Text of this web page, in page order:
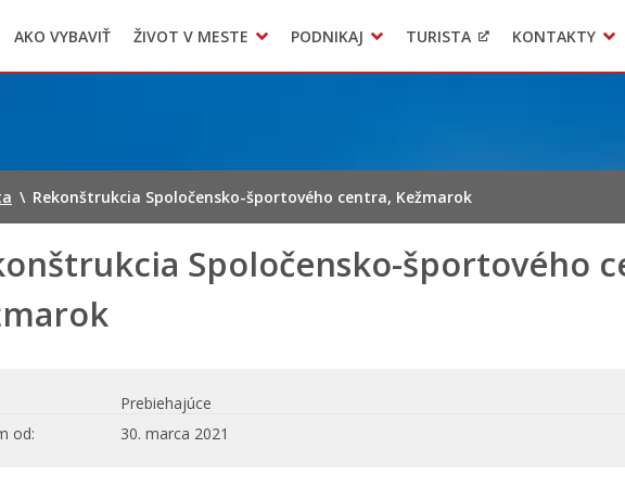
Geo informačný systém – Kežmarok
Oznamovanie podozrení z podvodov
AKO VYBAVIŤ ŽIVOT V MESTE
Triedený zber – NATUR – PACK
PODNIKAJ TURISTA KONTAKTY
\ Rekonštrukcia Spoločensko-športového centra, Kežmarok
Spoločensko-športového
Prebiehajúce
od
30. marca 2021